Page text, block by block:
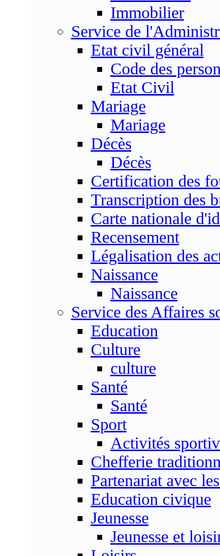
Immobilier
Service de
Etat civil général
Code des
Etat Civil
Mariage
Mariage
Décès
Décès
Certification des
Transcription des
Carte nationale
Recensement
Légalisation des
Naissance
Naissance
Service des Affaires
Education
Culture
culture
Santé
Santé
Sport
Activités
Chefferie
Partenariat avec
Education civique
Jeunesse
Jeunesse et